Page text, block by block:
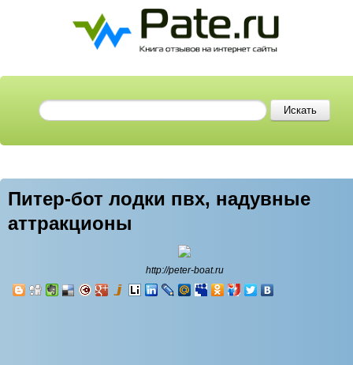
Питер-бот лодки пвх, надувные
аттракционы
http://peter-boat.ru